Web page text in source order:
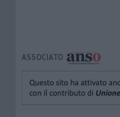
ASSOCIATO